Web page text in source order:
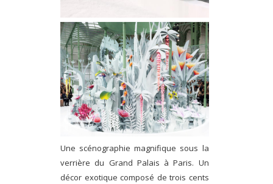
Une scénographie magnifique sous la
verrière du Grand Palais à Paris. Un
décor exotique composé de trois cents